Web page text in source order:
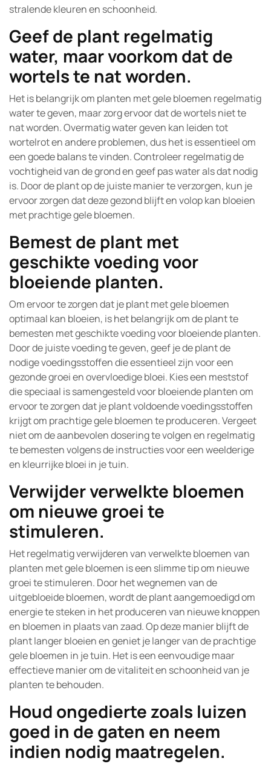
stralende kleuren en schoonheid.
Geef de plant regelmatig
water, maar voorkom dat de
wortels te nat worden.
Het is belangrijk om planten met gele bloemen regelmatig
water te geven, maar zorg ervoor dat de wortels niet te
nat worden. Overmatig water geven kan leiden tot
wortelrot en andere problemen, dus het is essentieel om
een goede balans te vinden. Controleer regelmatig de
vochtigheid van de grond en geef pas water als dat nodig
is. Door de plant op de juiste manier te verzorgen, kun je
ervoor zorgen dat deze gezond blijft en volop kan bloeien
met prachtige gele bloemen.
Bemest de plant met
geschikte voeding voor
bloeiende planten.
Om ervoor te zorgen dat je plant met gele bloemen
optimaal kan bloeien, is het belangrijk om de plant te
bemesten met geschikte voeding voor bloeiende planten.
Door de juiste voeding te geven, geef je de plant de
nodige voedingsstoffen die essentieel zijn voor een
gezonde groei en overvloedige bloei. Kies een meststof
die speciaal is samengesteld voor bloeiende planten om
ervoor te zorgen dat je plant voldoende voedingsstoffen
krijgt om prachtige gele bloemen te produceren. Vergeet
niet om de aanbevolen dosering te volgen en regelmatig
te bemesten volgens de instructies voor een weelderige
en kleurrijke bloei in je tuin.
Verwijder verwelkte bloemen
om nieuwe groei te
stimuleren.
Het regelmatig verwijderen van verwelkte bloemen van
planten met gele bloemen is een slimme tip om nieuwe
groei te stimuleren. Door het wegnemen van de
uitgebloeide bloemen, wordt de plant aangemoedigd om
energie te steken in het produceren van nieuwe knoppen
en bloemen in plaats van zaad. Op deze manier blijft de
plant langer bloeien en geniet je langer van de prachtige
gele bloemen in je tuin. Het is een eenvoudige maar
effectieve manier om de vitaliteit en schoonheid van je
planten te behouden.
Houd ongedierte zoals luizen
goed in de gaten en neem
indien nodig maatregelen.